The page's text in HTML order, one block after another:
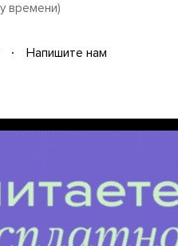
времени)
Напишите нам